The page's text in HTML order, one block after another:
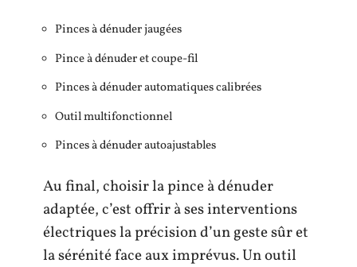
Pinces à dénuder jaugées
Pince à dénuder et coupe-fil
Pinces à dénuder automatiques calibrées
Outil multifonctionnel
Pinces à dénuder autoajustables
Au final, choisir la pince à dénuder
adaptée, c’est offrir à ses interventions
électriques la précision d’un geste sûr et
la sérénité face aux imprévus. Un outil